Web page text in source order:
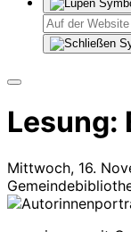
Lesung:
Mittwoch, 16.